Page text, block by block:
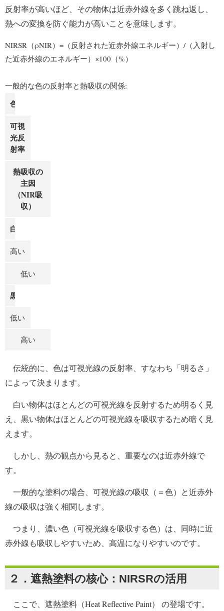
反射率が高いほど、その物体は近赤外線を多く跳ね返し、
熱への変換を防ぐ能力が高いことを意味します。
NIRSR（ρNIR）=（反射された近赤外線エネルギー）/（入射し
た近赤外線のエネルギー）×100（%）
一般的な色の反射率と熱吸収の関係:
色
可視
光反
射率
熱吸収の
主因
（NIR吸
収）
白
高い
低い
黒
低い
高い
伝統的に、色は可視光線の反射率、すなわち「明るさ」
によって決まります。
白い物体はほとんどの可視光線を反射するため明るく見
え、黒い物体はほとんどの可視光線を吸収するため暗く見
えます。
しかし、熱の観点から見ると、重要なのは近赤外線で
す。
一般的な塗料の場合、可視光線の吸収（＝色）と近赤外
線の吸収は強く相関します。
つまり、濃い色（可視光線を吸収する色）は、同時に近
赤外線も吸収しやすいため、高温になりやすいのです。
２．遮熱塗料の核心：NIRSRの活用
ここで、遮熱塗料（Heat Reflective Paint） の登場です。